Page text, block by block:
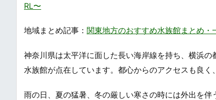
RL〜
地域まとめ記事： 関東地方のおすすめ水族館まとめ
神奈川県は太平洋に面した長い海岸線を持ち、横浜
水族館が点在しています。都心からのアクセスも良く
雨の日、夏の猛暑、冬の厳しい寒さの時には外出を